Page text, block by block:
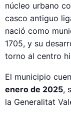
núcleo urbano
casco antiguo
nació como
1705, y su
torno al centro
El municipio
enero de 2025,
la Generalitat